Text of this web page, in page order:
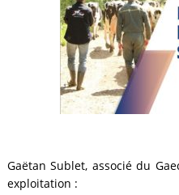
Gaëtan Sublet, associé du
exploitation :